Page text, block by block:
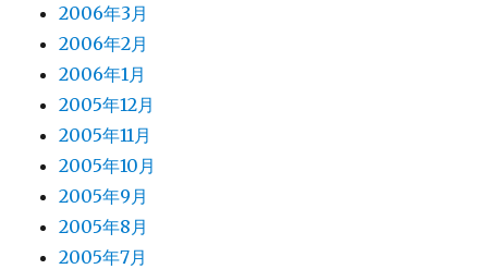
2006年3月
2006年2月
2006年1月
2005年12月
2005年11月
2005年10月
2005年9月
2005年8月
2005年7月